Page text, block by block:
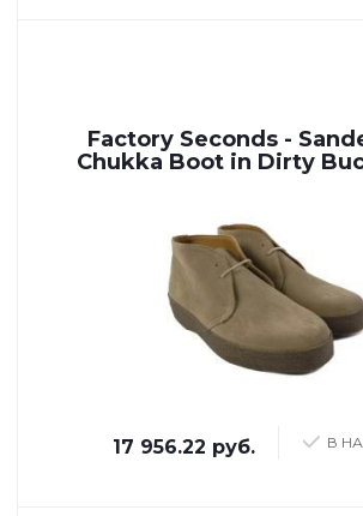
Factory Seconds -
Chukka Boot in Dirty
В
17 956.22 руб.